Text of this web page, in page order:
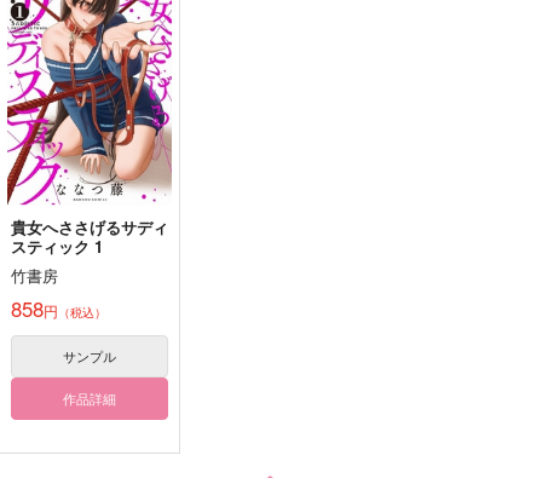
FGOミニアクキー(ガ
ラス風)●ヴリトラ●
Qwerty
550
サンプル
作品詳細
緑龍茶
1,100円（税込）
Fate/Grand Order
アルジュナ〔オルタ〕×インドラ
サンプル
貴女へささげるサディ
スティック 1
竹書房
858円 （税込）
サンプル
作品詳細